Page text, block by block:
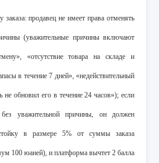
продавец не имеет права отменять
(уважительные причины включают
«отсутствие товара на складе и
в течение 7 дней», «недействительный
не обновил его в течение 24 часов»); если
без уважительной причины, он должен
в размере 5% от суммы заказа
100 юаней), и платформа вычтет 2 балла